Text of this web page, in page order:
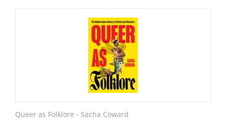
Queer as Folklore - Sacha Coward